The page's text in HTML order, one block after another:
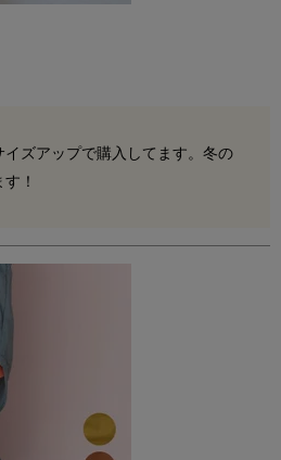
ズアップで購入してます。冬の
！